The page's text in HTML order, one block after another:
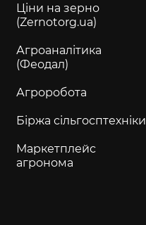
Ціни на зерно
(Zernotorg.ua)
Агроаналітика
(Феодал)
Агроробота
Біржа сільгосптехніки
Маркетплейс
агронома